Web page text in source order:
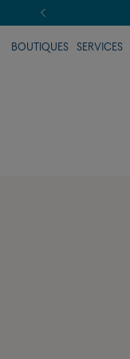
BOUTIQUES SERVICES